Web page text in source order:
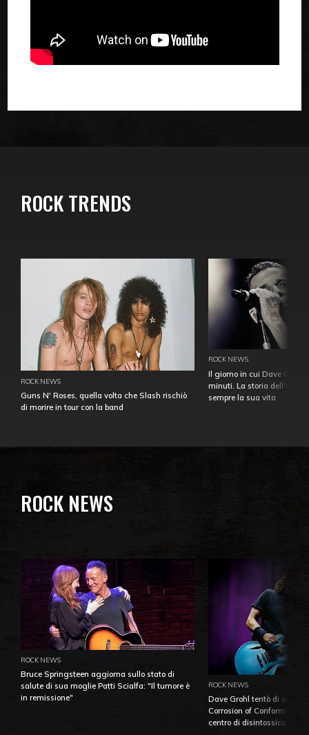
ROCK TRENDS
ROCK NEWS
Guns N' Roses, quella volta che Slash rischiò
di morire in tour con la band
ROCK NEWS
Il giorno in cui Dave
minuti. La storia
sempre la sua vita
ROCK NEWS
ROCK NEWS
Bruce Springsteen aggiorna sullo stato di
salute di sua moglie Patti Scialfa: "Il tumore è
in remissione"
ROCK NEWS
Dave Grohl tentò di
Corrosion of Conformity
centro di